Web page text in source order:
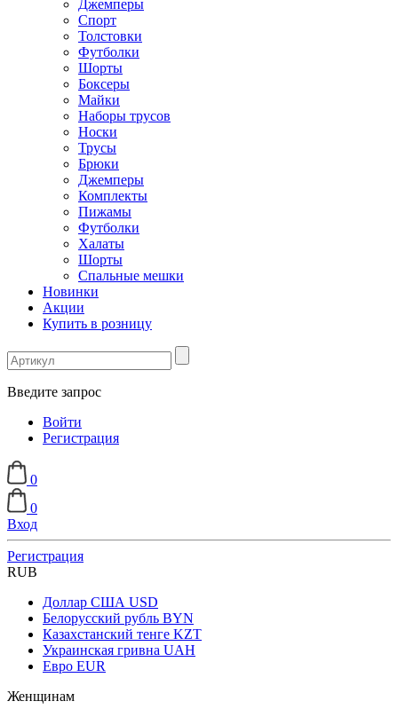
Джемперы
Спорт
Толстовки
Футболки
Шорты
Боксеры
Майки
Наборы трусов
Носки
Трусы
Брюки
Джемперы
Комплекты
Пижамы
Футболки
Халаты
Шорты
Спальные мешки
Новинки
Акции
Купить в розницу
Введите запрос
Войти
Регистрация
0
0
Вход
Регистрация
RUB
Доллар США USD
Белорусский рубль BYN
Казахстанский тенге KZT
Украинская гривна UAH
Евро EUR
Женщинам